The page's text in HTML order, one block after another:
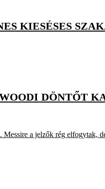
KIESÉSES
DÖNTŐT
a jelzők rég elfogytak,